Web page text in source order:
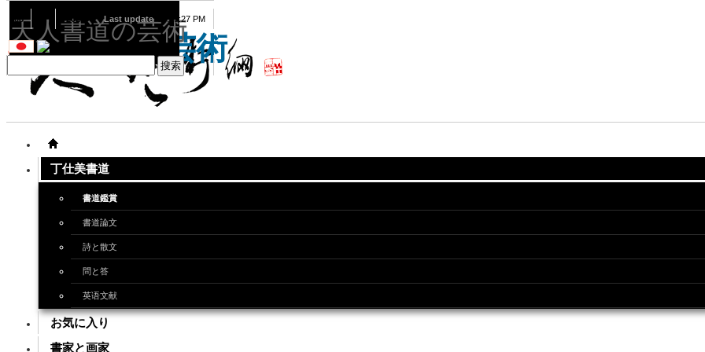
天人書道の芸術
丁仕美書道
書道鑑賞
書道論文
詩と散文
問と答
英语文献
お気に入り
書家と画家
08 07 2026 Last update 08:15:27 PM
天人書道の芸術